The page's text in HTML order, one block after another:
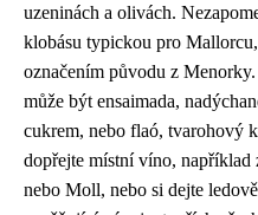
uzeninách a olivách.
klobásu typickou pro
označením původu z
může být ensaimada,
cukrem, nebo flaó, tvarohový
dopřejte místní víno,
nebo Moll, nebo si dejte